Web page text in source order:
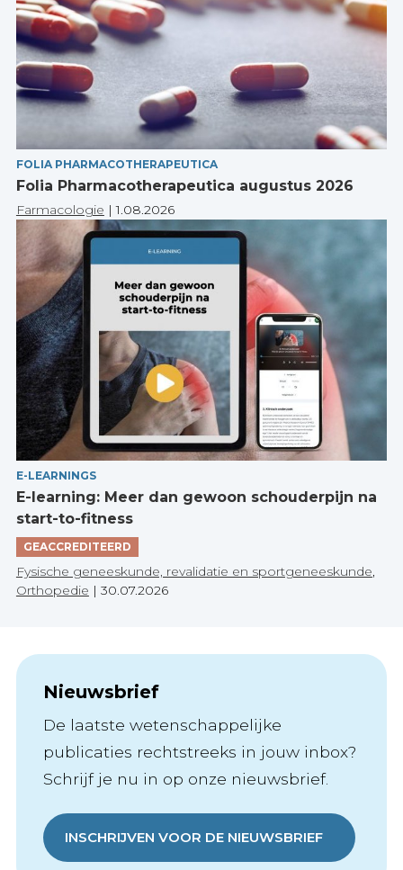
FOLIA PHARMACOTHERAPEUTICA
Folia Pharmacotherapeutica augustus 2026
Farmacologie |1.08.2026
E-LEARNINGS
E-learning: Meer dan gewoon schouderpijn na
start-to-fitness
GEACCREDITEERD
Fysische geneeskunde, revalidatie en sportgeneeskunde
Orthopedie | 30.07.2026
Nieuwsbrief
De laatste wetenschappelijke
publicaties rechtstreeks in jouw inbox?
Schrijf je nu in op onze nieuwsbrief.
INSCHRIJVEN VOOR DE NIEUWSBRIEF